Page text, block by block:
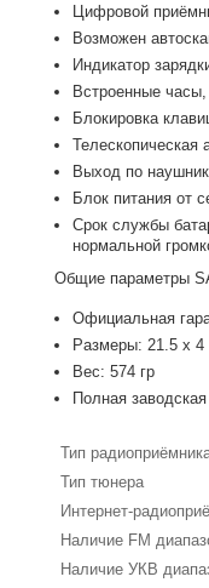
Цифровой
Возможен
Индикатор
Встроенные
Блокировка
Телескопическая
Выход по
Блок питания от
Срок службы
нормальной
Общие параметры
Официальная
Размеры: 21.5 x 4
Вес: 574 гр
Полная
Тип
Тип тюнера
Интернет-
Наличие FM
Наличие УКВ